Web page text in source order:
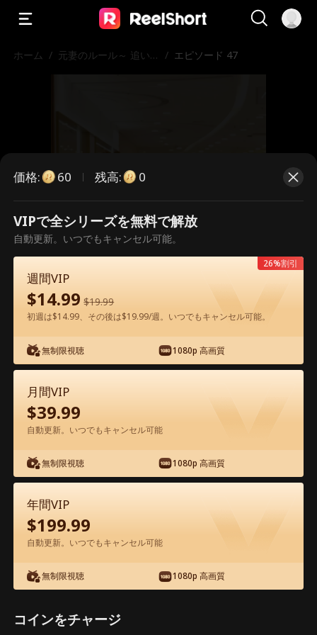
ホーム / 元妻のルール～ 追い
/ エピソード 47
こちらは有料のエピソードです。視
聴いただくには解放が必要です。
60今すぐ解放
アプリ内で無料視聴可能
エピソード47 - 元妻のルール～ 追いか
けるなら覚えて 映画フル
46 47 48 49 50
価格: 60 残高: 0
VIPで全シリーズを無料で解放
自動更新。いつでもキャンセル可能。
週間VIP
$14.99 $19.99
初週は$14.99、その後は$19.99/週。いつでもキャンセル可能。
無制限視聴 1080p 高画質
26%割引
月間VIP
$39.99
自動更新。いつでもキャンセル可能
無制限視聴 1080p 高画質
年間VIP
$199.99
自動更新。いつでもキャンセル可能
無制限視聴 1080p 高画質
コインをチャージ